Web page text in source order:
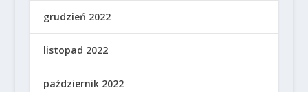
grudzień 2022
listopad 2022
październik 2022